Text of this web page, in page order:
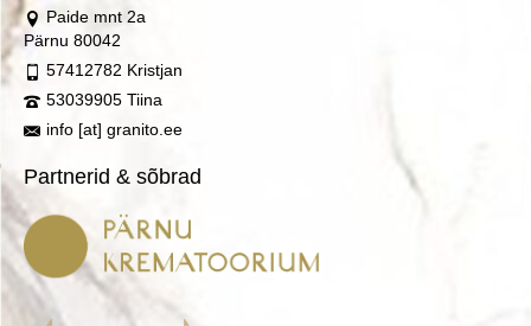
Paide mnt 2a
Pärnu 80042
57412782 Kristjan
53039905 Tiina
info [at] granito.ee
Partnerid & sõbrad